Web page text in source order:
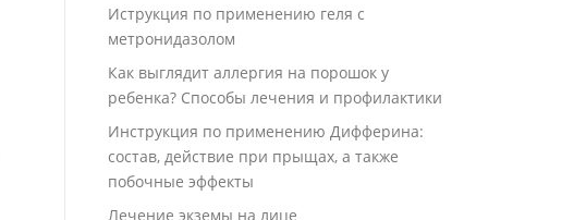
Иструкция по применению геля с
метронидазолом
Как выглядит аллергия на порошок у
ребенка? Способы лечения и профилактики
Инструкция по применению Дифферина:
состав, действие при прыщах, а также
побочные эффекты
Лечение экземы на лице